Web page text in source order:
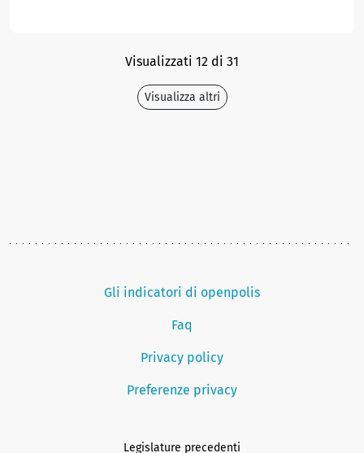
Visualizzati 12 di 31
Visualizza altri
Gli indicatori di openpolis
Faq
Privacy policy
Preferenze privacy
Legislature precedenti